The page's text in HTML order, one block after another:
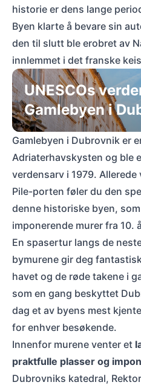
historie er dens lange
Byen klarte å bevare sin
den til slutt ble erobret av
innlemmet i det franske
UNESCOs
Gamlebyen i
Gamlebyen i Dubrovnik er
Adriaterhavskysten og ble
verdensarv i 1979.
Pile-porten føler du den
denne historiske byen,
imponerende murer fra 10.
En spasertur langs de
bymurene gir deg
havet og de røde takene i
som en gang beskyttet
dag et av byens mest
for enhver besøkende.
Innenfor murene venter et
praktfulle plasser og
Dubrovniks katedral,